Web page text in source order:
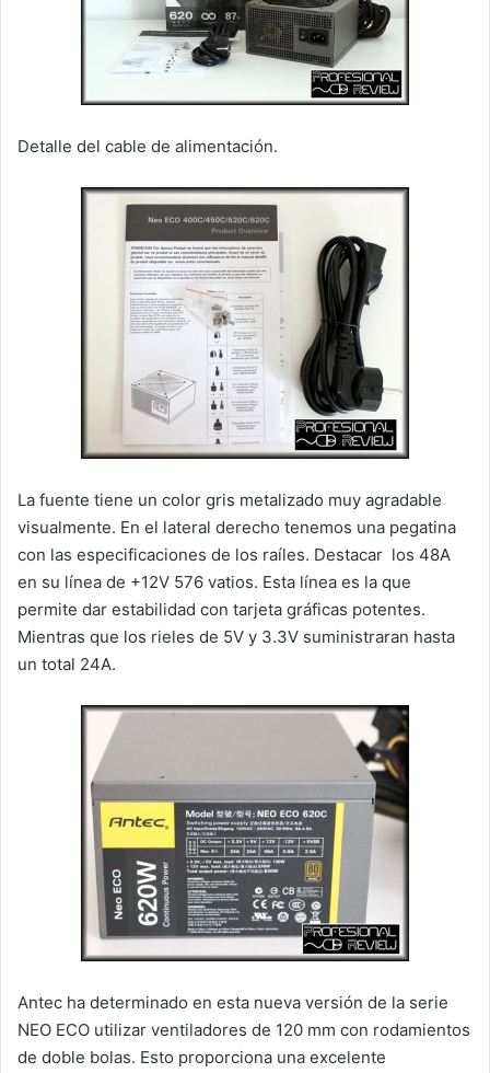
Detalle del cable de alimentación.
La fuente tiene un color gris metalizado muy agradable
visualmente. En el lateral derecho tenemos una pegatina
con las especificaciones de los raíles. Destacar los 48A
en su línea de +12V 576 vatios. Esta línea es la que
permite dar estabilidad con tarjeta gráficas potentes.
Mientras que los rieles de 5V y 3.3V suministraran hasta
un total 24A.
Antec ha determinado en esta nueva versión de la serie
NEO ECO utilizar ventiladores de 120 mm con rodamientos
de doble bolas. Esto proporciona una excelente